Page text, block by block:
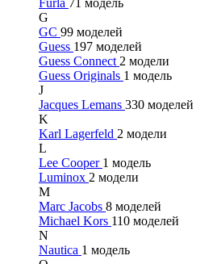
Furla 71 модель
G
GC 99 моделей
Guess 197 моделей
Guess Connect 2 модели
Guess Originals 1 модель
J
Jacques Lemans 330 моделей
K
Karl Lagerfeld 2 модели
L
Lee Cooper 1 модель
Luminox 2 модели
M
Marc Jacobs 8 моделей
Michael Kors 110 моделей
N
Nautica 1 модель